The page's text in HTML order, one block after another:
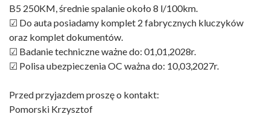
B5 250KM, średnie spalanie około 8 l/100km.
☑ Do auta posiadamy komplet 2 fabrycznych kluczyków
oraz komplet dokumentów.
☑ Badanie techniczne ważne do: 01,01,2028r.
☑ Polisa ubezpieczenia OC ważna do: 10,03,2027r.
Przed przyjazdem proszę o kontakt:
Pomorski Krzysztof